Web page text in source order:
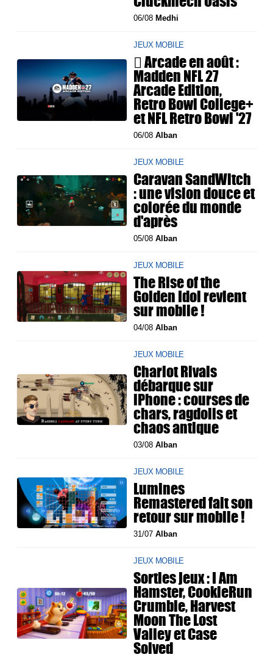
06/08 Medhi
JEUX MOBILE
 Arcade en août :
Madden NFL 27
Arcade Edition,
Retro Bowl College+
et NFL Retro Bowl '27
06/08Alban
JEUX MOBILE
Caravan SandWitch
: une vision douce et
colorée du monde
d'après
05/08Alban
JEUX MOBILE
The Rise of the
Golden Idol revient
sur mobile !
04/08Alban
JEUX MOBILE
Chariot Rivals
débarque sur
iPhone : courses de
chars, ragdolls et
chaos antique
03/08Alban
JEUX MOBILE
Lumines
Remastered fait son
retour sur mobile !
31/07Alban
JEUX MOBILE
Sorties jeux : I Am
Hamster, CookieRun
Crumble, Harvest
Moon The Lost
Valley et Case
Solved